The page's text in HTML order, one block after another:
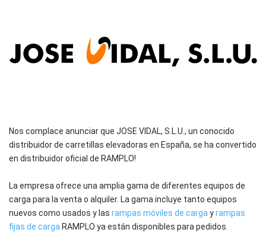
Nos complace anunciar que JOSE VIDAL, S.L.U., un conocido
distribuidor de carretillas elevadoras en España, se ha convertido
en distribuidor oficial de RAMPLO!
La empresa ofrece una amplia gama de diferentes equipos de
carga para la venta o alquiler. La gama incluye tanto equipos
nuevos como usados y las rampas móviles de carga yrampas
fijas de carga RAMPLO ya están disponibles para pedidos.